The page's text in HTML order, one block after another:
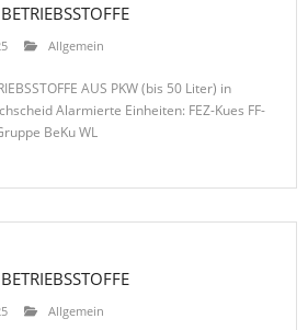
Allgemein
AUS PKW (bis 50 Liter) in
Alarmierte Einheiten: FEZ-Kues FF-
BeKu WL
Allgemein